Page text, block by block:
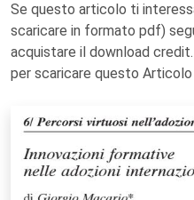
Se questo articolo ti
scaricare in formato pdf)
acquistare il download credit.
per scaricare questo